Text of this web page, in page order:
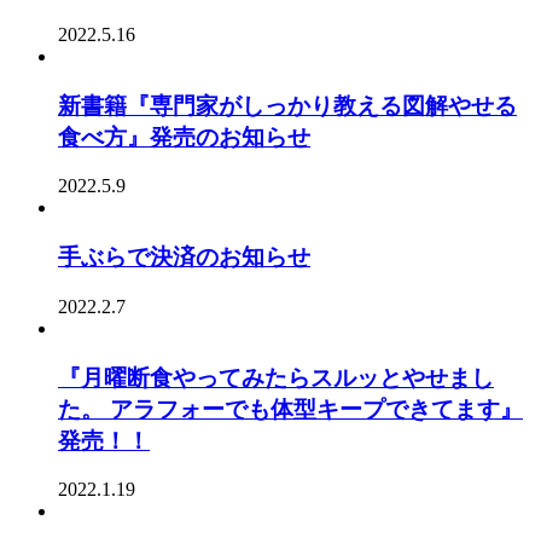
2022.5.16
新書籍『専門家がしっかり教える図解やせる
食べ方』発売のお知らせ
2022.5.9
手ぶらで決済のお知らせ
2022.2.7
『月曜断食やってみたらスルッとやせまし
た。 アラフォーでも体型キープできてます』
発売！！
2022.1.19